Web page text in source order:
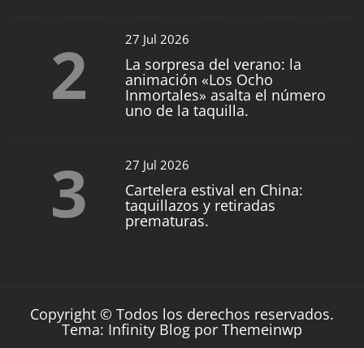
2 27 Jul 2026
La sorpresa del verano: la
animación «Los Ocho
Inmortales» asalta el número
uno de la taquilla.
3 27 Jul 2026
Cartelera estival en China:
taquillazos y retiradas
prematuras.
Copyright © Todos los derechos reservados.
Tema: Infinity Blog por Themeinwp